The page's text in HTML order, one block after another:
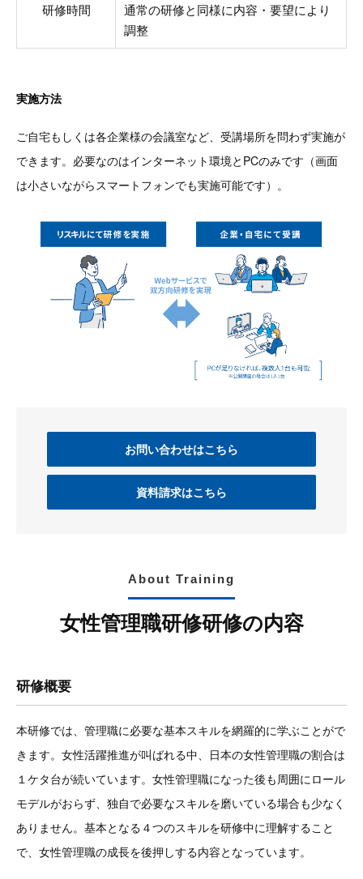
研修時間
通常の研修と同様に内容・要望により
調整
実施方法
ご自宅もしくは各企業様の会議室など、受講場所を問わず実施が
できます。必要なのはインターネット環境とPCのみです（画面
は小さいながらスマートフォンでも実施可能です）。
お問い合わせはこちら
資料請求はこちら
About Training
女性管理職研修研修の内容
研修概要
本研修では、管理職に必要な基本スキルを網羅的に学ぶことがで
きます。女性活躍推進が叫ばれる中、日本の女性管理職の割合は
１ケタ台が続いています。女性管理職になった後も周囲にロール
モデルがおらず、独自で必要なスキルを磨いている場合も少なく
ありません。基本となる４つのスキルを研修中に理解すること
で、女性管理職の成長を後押しする内容となっています。